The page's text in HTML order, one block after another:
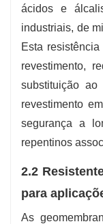
ácidos e
industriais, de
Esta
revestimento,
substituição
revestimento
segurança a
repentinos
2.2
para
As